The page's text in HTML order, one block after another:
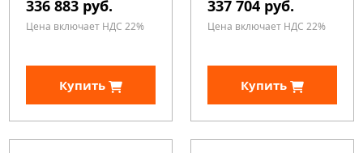
336 883 руб.
Цена включает НДС 22%
Купить
337 704 руб.
Цена включает НДС 22%
Купить